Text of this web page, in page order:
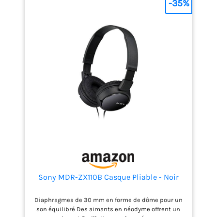
casque classique ★ Le
Plixi Fit est le casque le
plus compact du marché.
Grâce à son système de
pliage unique et breveté, le
volume du casque est
divisé par 3 lorsqu'il est
plié. Il se glisse facilement
dans un petit sac à dos,
un sac ou un sac à main.
CONÇU POUR LES
ville, en vélo à assistance
électrique (VAE), en vélo
pliant, en fixie ou que vous
service, le Plixi FIT est un
incontournable au
Sony MDR-ZX110B Casque Pliable - Noir
Diaphragmes de 30 mm en forme de dôme pour un
son équilibré Des aimants en néodyme offrent un
-35%